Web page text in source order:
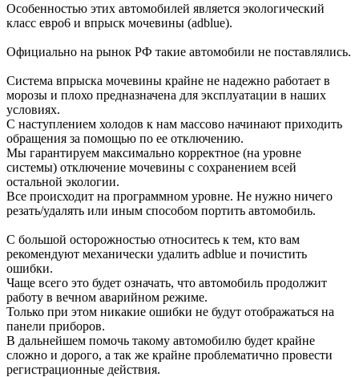
Особенностью этих автомобилей является экологический
класс евро6 и впрыск мочевины (adblue).
Официально на рынок РФ такие автомобили не поставлялись.
Система впрыска мочевины крайне не надежно работает в
морозы и плохо предназначена для эксплуатации в наших
условиях.
С наступлением холодов к нам массово начинают приходить
обращения за помощью по ее отключению.
Мы гарантируем максимально корректное (на уровне
системы) отключение мочевины с сохранением всей
остальной экологии.
Все происходит на программном уровне. Не нужно ничего
резать/удалять или иным способом портить автомобиль.
С большой осторожностью относитесь к тем, кто вам
рекомендуют механически удалить adblue и почистить
ошибки.
Чаще всего это будет означать, что автомобиль продолжит
работу в вечном аварийном режиме.
Только при этом никакие ошибки не будут отображаться на
панели приборов.
В дальнейшем помочь такому автомобилю будет крайне
сложно и дорого, а так же крайне проблематично провести
регистрационные действия.